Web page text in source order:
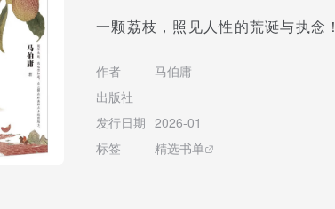
一颗荔枝，照见人性的荒诞与执念！
作者
马伯庸
出版社
发行日期 2026-01
标签
精选书单